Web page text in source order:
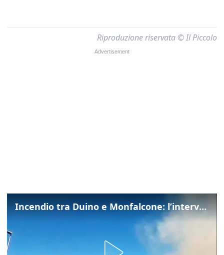
Riproduzione riservata © Il Piccolo
Incendio tra Duino e Monfalcone: l’intervento dei vigili del fuoco